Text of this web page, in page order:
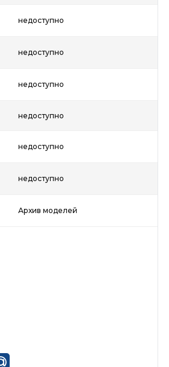
недоступно
недоступно
недоступно
недоступно
недоступно
недоступно
Архив моделей